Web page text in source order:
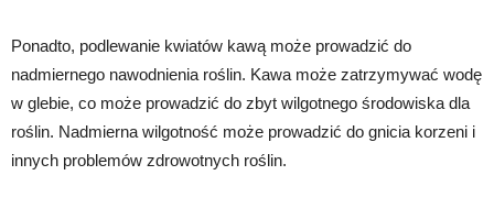
Ponadto, podlewanie kwiatów kawą może prowadzić do
nadmiernego nawodnienia roślin. Kawa może zatrzymywać wodę
w glebie, co może prowadzić do zbyt wilgotnego środowiska dla
roślin. Nadmierna wilgotność może prowadzić do gnicia korzeni i
innych problemów zdrowotnych roślin.